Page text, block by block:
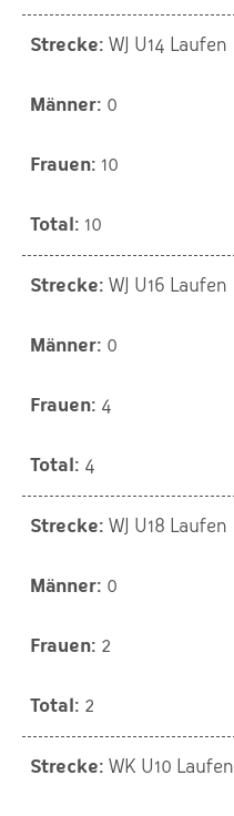
WJ U14 Laufen
0
10
10
WJ U16 Laufen
0
4
4
WJ U18 Laufen
0
2
2
WK U10 Laufen